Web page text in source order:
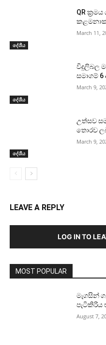
දේශීය
QR
March 11,
දේශීය
විදුලිබල
සමාගම්
March 9,
දේශීය
උත්සව
තොරව
March 9,
LEAVE A REPLY
LOG IN TO
MOST POPULAR
මැගසින්
පැටිකිරිය
August 7,